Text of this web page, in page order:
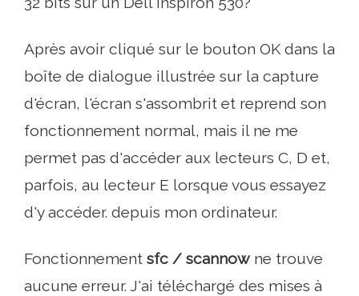
Après avoir cliqué sur le bouton OK dans la
boîte de dialogue illustrée sur la capture
d'écran, l'écran s'assombrit et reprend son
fonctionnement normal, mais il ne me
permet pas d'accéder aux lecteurs C, D et,
parfois, au lecteur E lorsque vous essayez
d'y accéder. depuis mon ordinateur.
Fonctionnement sfc / scannow ne trouve
aucune erreur. J'ai téléchargé des mises à